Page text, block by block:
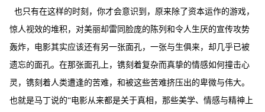
也只有在这样的时刻，你才会意识到，原来除了资本运作的游戏，
惊人视效的堆积，对美丽却雷同脸庞的陈列和令人生厌的宣传攻势
轰炸，电影其实应该还有另一张面孔，一张与生俱来，却几乎已被
遗忘的面孔。在那张面孔上，镌刻着复杂而真挚的情感如何撞击心
灵，镌刻着人类遭逢的苦难，和被这些苦难挤压出的卑微与伟大。
也就是马丁说的“电影从来都是关于真相，那些美学、情感与精神上